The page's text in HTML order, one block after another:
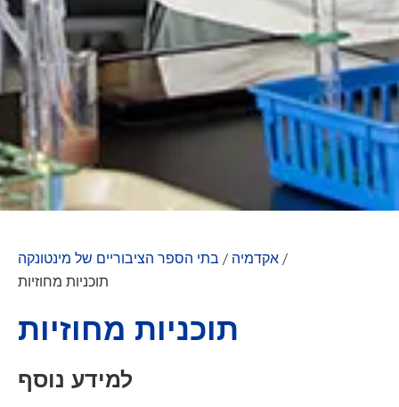
בתי הספר הציבוריים של מינטונקה / אקדמיה/
תוכניות מחוזיות
תוכניות מחוזיות
למידע נוסף